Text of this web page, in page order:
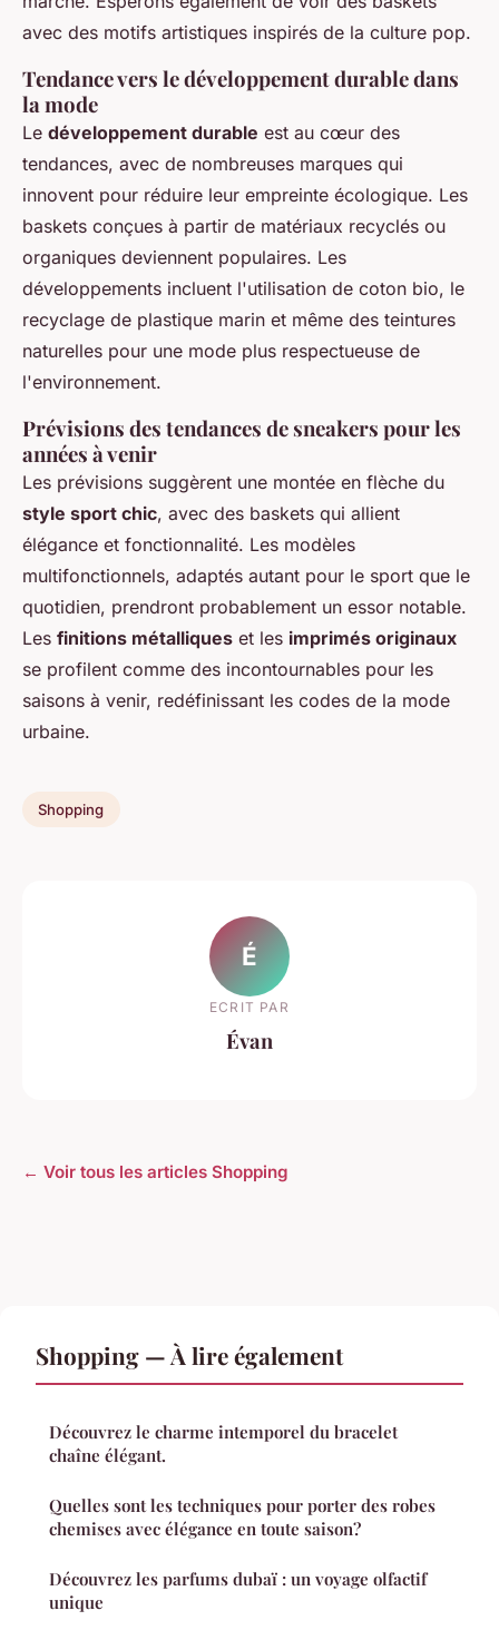
avec des motifs artistiques inspirés de la culture pop.
Tendance vers le développement durable dans
la mode
Le développement durable est au cœur des
tendances, avec de nombreuses marques qui
innovent pour réduire leur empreinte écologique. Les
baskets conçues à partir de matériaux recyclés ou
organiques deviennent populaires. Les
développements incluent l'utilisation de coton bio, le
recyclage de plastique marin et même des teintures
naturelles pour une mode plus respectueuse de
l'environnement.
Prévisions des tendances de sneakers pour les
années à venir
Les prévisions suggèrent une montée en flèche du
style sport chic, avec des baskets qui allient
élégance et fonctionnalité. Les modèles
multifonctionnels, adaptés autant pour le sport que le
quotidien, prendront probablement un essor notable.
Les finitions métalliques et les imprimés originaux
se profilent comme des incontournables pour les
saisons à venir, redéfinissant les codes de la mode
urbaine.
Shopping
É
ECRIT PAR
Évan
← Voir tous les articles Shopping
Shopping — À lire également
Découvrez le charme intemporel du bracelet
chaîne élégant.
Quelles sont les techniques pour porter des robes
chemises avec élégance en toute saison?
Découvrez les parfums dubaï : un voyage olfactif
unique